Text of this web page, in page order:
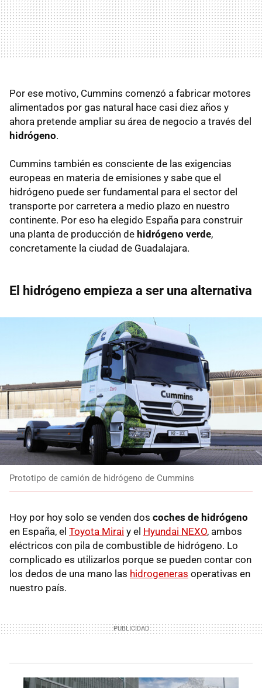
Por ese motivo, Cummins comenzó a fabricar motores
alimentados por gas natural hace casi diez años y
ahora pretende ampliar su área de negocio a través del
hidrógeno.
Cummins también es consciente de las exigencias
europeas en materia de emisiones y sabe que el
hidrógeno puede ser fundamental para el sector del
transporte por carretera a medio plazo en nuestro
continente. Por eso ha elegido España para construir
una planta de producción de hidrógeno verde,
concretamente la ciudad de Guadalajara.
El hidrógeno empieza a ser una alternativa
Prototipo de camión de hidrógeno de Cummins
Hoy por hoy solo se venden dos coches de hidrógeno
en España, el Toyota Mirai y el Hyundai NEXO, ambos
eléctricos con pila de combustible de hidrógeno. Lo
complicado es utilizarlos porque se pueden contar con
los dedos de una mano las hidrogeneras operativas en
nuestro país.